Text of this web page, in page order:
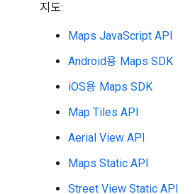
지도:
Maps JavaScript API
Android용 Maps SDK
iOS용 Maps SDK
Map Tiles API
Aerial View API
Maps Static API
Street View Static API